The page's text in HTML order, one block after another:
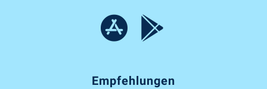
Empfehlungen